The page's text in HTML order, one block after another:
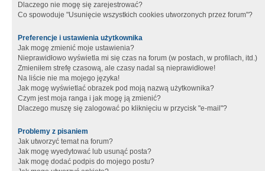
Dlaczego nie mogę się zarejestrować?
Co spowoduje "Usunięcie wszystkich cookies utworzonych przez forum"?
Preferencje i ustawienia użytkownika
Jak mogę zmienić moje ustawienia?
Nieprawidłowo wyświetla mi się czas na forum (w postach, w profilach, itd.)
Zmieniłem strefę czasową, ale czasy nadal są nieprawidłowe!
Na liście nie ma mojego języka!
Jak mogę wyświetlać obrazek pod moją nazwą użytkownika?
Czym jest moja ranga i jak mogę ją zmienić?
Dlaczego muszę się zalogować po kliknięciu w przycisk "e-mail"?
Problemy z pisaniem
Jak utworzyć temat na forum?
Jak mogę wyedytować lub usunąć posta?
Jak mogę dodać podpis do mojego postu?